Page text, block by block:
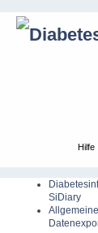
Hilfe
SiDiary